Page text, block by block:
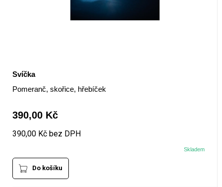
Svíčka
Pomeranč, skořice, hřebíček
390,00 Kč
390,00 Kč bez DPH
Skladem
Do košíku